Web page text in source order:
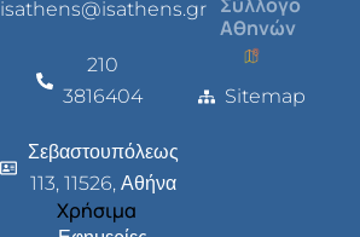
isathens@isathens.gr
210
3816404
Σεβαστουπόλεως
113, 11526, Αθήνα
Χρήσιμα
Αθηνών
Sitemap